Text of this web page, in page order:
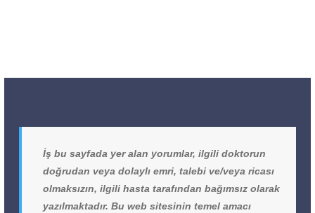
İş bu sayfada yer alan yorumlar, ilgili doktorun
doğrudan veya dolaylı emri, talebi ve/veya ricası
olmaksızın, ilgili hasta tarafından bağımsız olarak
yazılmaktadır. Bu web sitesinin temel amacı